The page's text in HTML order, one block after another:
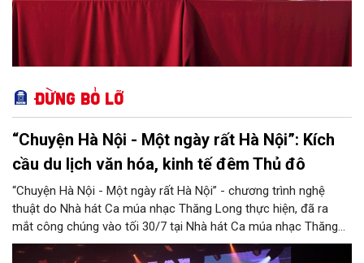
Đừng bỏ lỡ
“Chuyện Hà Nội - Một ngày rất Hà Nội”: Kích
cầu du lịch văn hóa, kinh tế đêm Thủ đô
“Chuyện Hà Nội - Một ngày rất Hà Nội” - chương trình nghệ
thuật do Nhà hát Ca múa nhạc Thăng Long thực hiện, đã ra
mắt công chúng vào tối 30/7 tại Nhà hát Ca múa nhạc Thăng
Long (số 31 - 33 phố Lương Văn Can, phường Hoàn Kiếm).